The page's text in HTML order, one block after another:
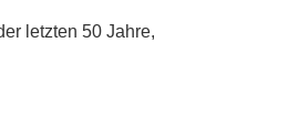
letzten 50 Jahre,